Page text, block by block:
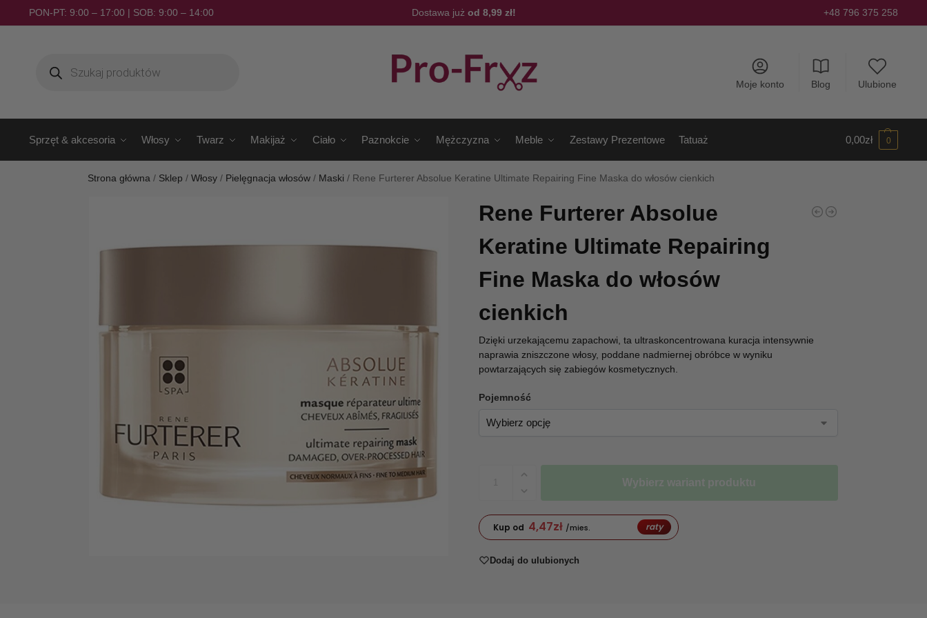
PON-PT: 9:00 – 17:00 | SOB: 9:00 – 14:00 Dostawa już od 8,99 zł! +48 796 375 258
Moje konto Blog Ulubione
Sprzęt & akcesoria Włosy Twarz Makijaż Ciało Paznokcie Mężczyzna Meble Zestawy Prezentowe Tatuaż 0,00zł 0
Strona główna / Sklep /Włosy / Pielęgnacja włosów / Maski / Rene Furterer Absolue Keratine Ultimate Repairing Fine Maska do włosów cienkich
Rene Furterer Absolue
Keratine Ultimate Repairing
Fine Maska do włosów
cienkich
Dzięki urzekającemu zapachowi, ta ultraskoncentrowana kuracja intensywnie
naprawia zniszczone włosy, poddane nadmiernej obróbce w wyniku
powtarzających się zabiegów kosmetycznych.
Pojemność
Wybierz wariant produktu
Kup od 4,47zł /mies. raty
Dodaj do ulubionych